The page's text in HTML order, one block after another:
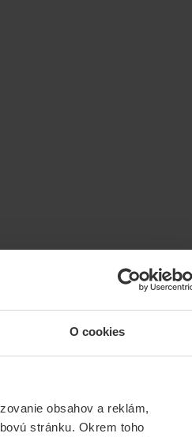
O cookies
obsahov a reklám,
stránku. Okrem toho